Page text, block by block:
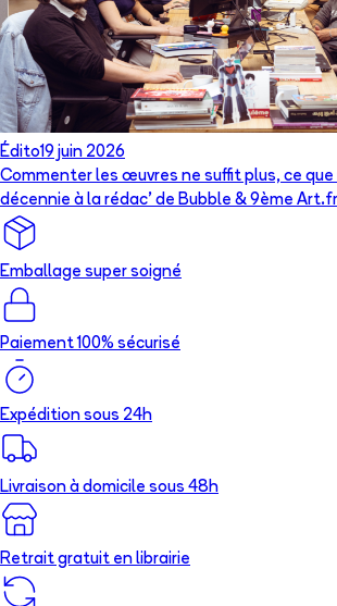
Édito19 juin 2026
Commenter les œuvres ne suffit plus, ce que
décennie à la rédac’ de Bubble & 9ème Art.fr
Emballage super soigné
Paiement 100% sécurisé
Expédition sous 24h
Livraison à domicile sous 48h
Retrait gratuit en librairie